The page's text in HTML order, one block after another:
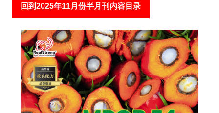
回到2025年11月份半月刊内容目录